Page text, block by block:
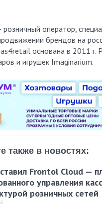
оператор,
брендов на
основана в 2011 г.
и игрушек Imaginarium.
также в новостях:
Frontol Cloud —
управления
розничных сетей